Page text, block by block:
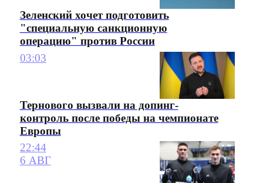
Зеленский хочет подготовить
"специальную санкционную
операцию" против России
03:03
Тернового вызвали на допинг-
контроль после победы на чемпионате
Европы
22:44
6 АВГ